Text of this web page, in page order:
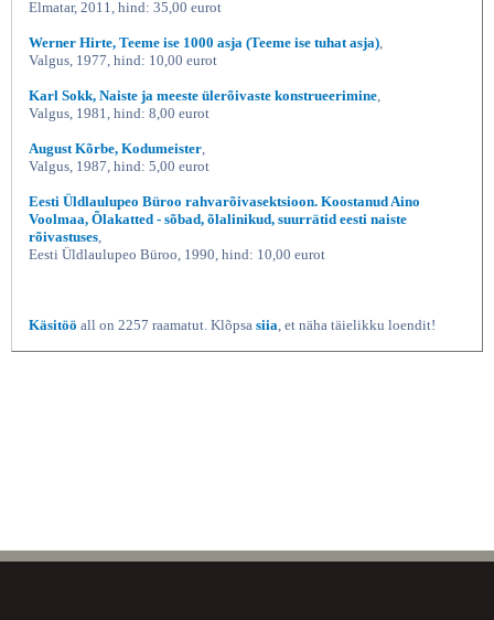
Elmatar, 2011, hind: 35,00 eurot
Werner Hirte, Teeme ise 1000 asja (Teeme ise tuhat asja)
Valgus, 1977, hind: 10,00 eurot
Karl Sokk, Naiste ja meeste ülerõivaste konstrueerimine
Valgus, 1981, hind: 8,00 eurot
August Kõrbe, Kodumeister
Valgus, 1987, hind: 5,00 eurot
Eesti Üldlaulupeo Büroo rahvarõivasektsioon. Koostanud Aino
Voolmaa, Õlakatted - sõbad, õlalinikud, suurrätid eesti naiste
rõivastuses
Eesti Üldlaulupeo Büroo, 1990, hind: 10,00 eurot
Käsitöö all on 2257 raamatut. Klõpsa siia , et näha täielikku loendit!